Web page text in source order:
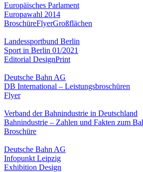
Europäisches Parlament
Europawahl 2014
BroschüreFlyerGroßflächen
Landessportbund Berlin
Sport in Berlin 01/2021
Editorial DesignPrint
Deutsche Bahn AG
DB International – Leistungsbroschüren
Flyer
Verband der Bahnindustrie in Deutschland
Bahnindustrie – Zahlen und Fakten zum
Broschüre
Deutsche Bahn AG
Infopunkt Leipzig
Exhibition Design